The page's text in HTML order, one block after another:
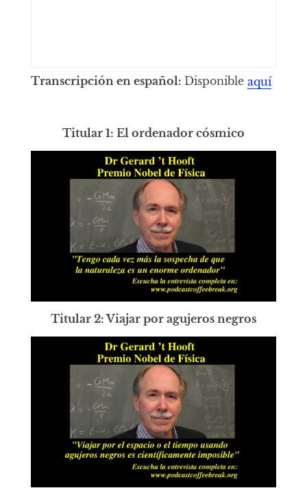
Transcripción en español: Disponible aquí
Titular 1: El ordenador cósmico
Titular 2: Viajar por agujeros negros